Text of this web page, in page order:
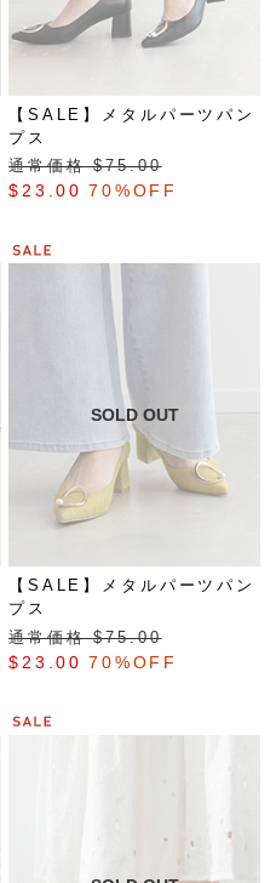
【SALE】メタルパーツパン
プス
通常価格 $‌75.00
$‌23.00 70%OFF
【SALE】メタルパーツパン
プス
通常価格 $‌75.00
$‌23.00 70%OFF